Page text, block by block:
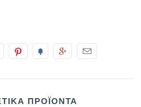
ΠΡΟΪΌΝΤΑ